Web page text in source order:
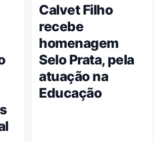
Calvet Filho
recebe
homenagem
Selo Prata, pela
atuação na
Educação